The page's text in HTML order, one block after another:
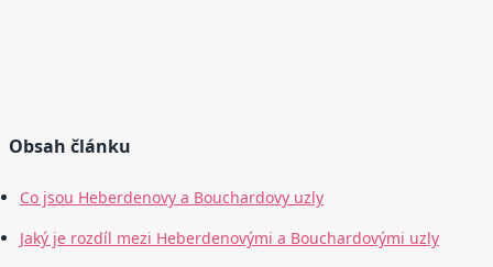
Obsah článku
Co jsou Heberdenovy a Bouchardovy uzly
Jaký je rozdíl mezi Heberdenovými a Bouchardovými uzly